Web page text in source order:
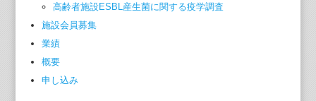
高齢者施設ESBL産生菌に関する疫学調査
施設会員募集
業績
概要
申し込み